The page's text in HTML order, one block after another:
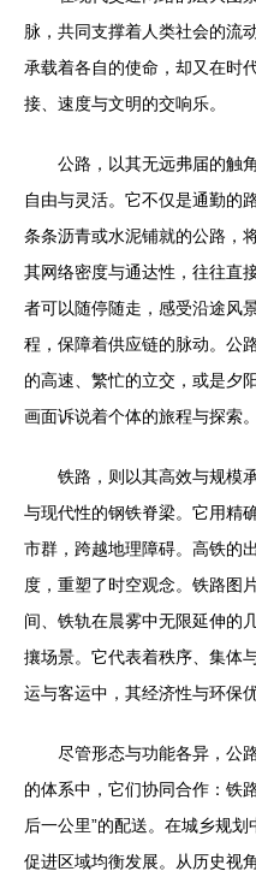
脉，共同支撑着人类社会的流
承载着各自的使命，却又在时
接、速度与文明的交响乐。
公路，以其无远弗届的触
自由与灵活。它不仅是通勤的
条条沥青或水泥铺就的公路，
其网络密度与通达性，往往直
者可以随停随走，感受沿途风
程，保障着供应链的脉动。公
的高速、繁忙的立交，或是夕
画面诉说着个体的旅程与探索。
铁路，则以其高效与规模
与现代性的钢铁脊梁。它用精
市群，跨越地理障碍。高铁的
度，重塑了时空观念。铁路图
间、铁轨在晨雾中无限延伸的
攘场景。它代表着秩序、集体
运与客运中，其经济性与环保
尽管形态与功能各异，公
的体系中，它们协同合作：铁
后一公里”的配送。在城乡规
促进区域均衡发展。从历史视